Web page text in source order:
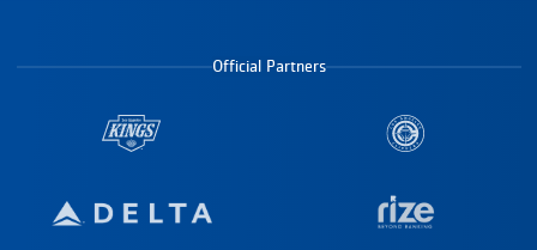
Official Partners